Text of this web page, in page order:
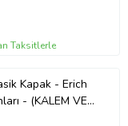
Taksitlerle
Kapak - Erich
- (KALEM VE